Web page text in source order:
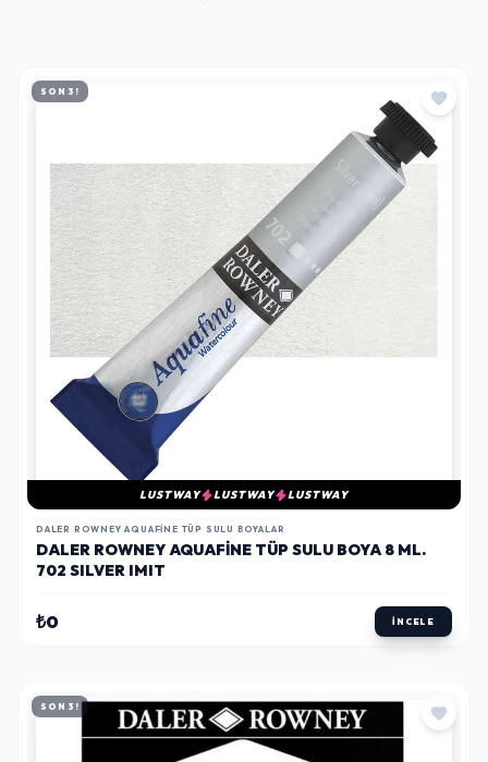
SON 3!
LUSTWAY LUSTWAY LUSTWAY
DALER ROWNEY AQUAFINE TÜP SULU BOYALAR
DALER ROWNEY AQUAFINE TÜP SULU BOYA 8 ML.
702 SILVER IMIT
₺0 İNCELE
SON 3!